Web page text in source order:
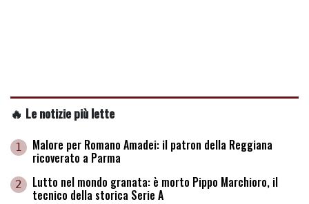
🔥 Le notizie più lette
1 Malore per Romano Amadei: il patron della Reggiana
ricoverato a Parma
2 Lutto nel mondo granata: è morto Pippo Marchioro, il
tecnico della storica Serie A